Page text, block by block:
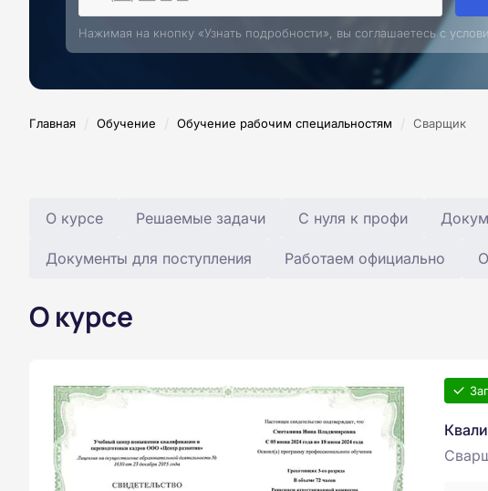
Нажимая на кнопку «Узнать подробности», вы соглашаетесь с
Главная / Обучение / Обучение рабочим специальностям / Сварщик
О курсе Решаемые задачи С нуля к профи
Документы для поступления Работаем официально
О курсе